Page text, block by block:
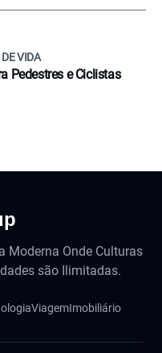
VIDA
Pedestres e Ciclistas
Moderna Onde Culturas
são Ilimitadas.
ViagemImobiliário